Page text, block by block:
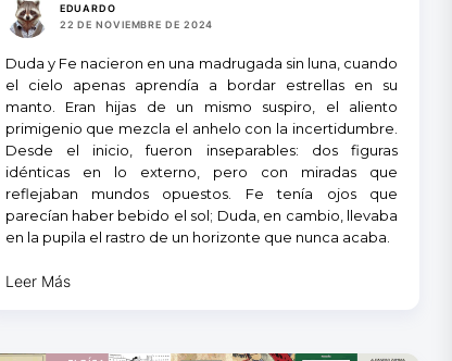
EDUARDO
22 DE NOVIEMBRE DE 2024
Duda y Fe nacieron en una madrugada sin luna, cuando
el cielo apenas aprendía a bordar estrellas en su
manto. Eran hijas de un mismo suspiro, el aliento
primigenio que mezcla el anhelo con la incertidumbre.
Desde el inicio, fueron inseparables: dos figuras
idénticas en lo externo, pero con miradas que
reflejaban mundos opuestos. Fe tenía ojos que
parecían haber bebido el sol; Duda, en cambio, llevaba
en la pupila el rastro de un horizonte que nunca acaba.
Leer Más